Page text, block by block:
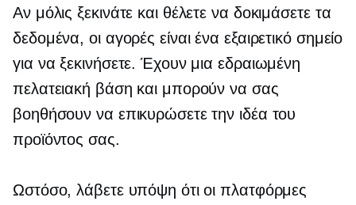
Αν μόλις ξεκινάτε και θέλετε να δοκιμάσετε τα
δεδομένα, οι αγορές είναι ένα εξαιρετικό σημείο
για να ξεκινήσετε. Έχουν μια εδραιωμένη
πελατειακή βάση και μπορούν να σας
βοηθήσουν να επικυρώσετε την ιδέα του
προϊόντος σας.
Ωστόσο, λάβετε υπόψη ότι οι πλατφόρμες